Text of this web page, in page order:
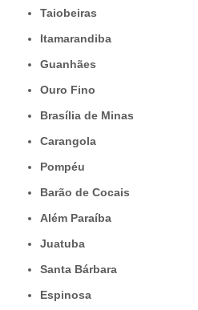
Taiobeiras
Itamarandiba
Guanhães
Ouro Fino
Brasília de Minas
Carangola
Pompéu
Barão de Cocais
Além Paraíba
Juatuba
Santa Bárbara
Espinosa